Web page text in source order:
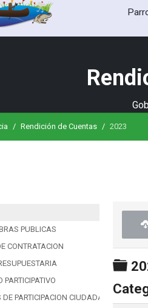
Rendición de Cuentas 2023
PUBLICAS
CONTRATACION
PARTICIPATIVO
PARTICIPACION CIUDADANA